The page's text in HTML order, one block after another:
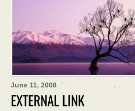
June 11, 2008
EXTERNAL LINK